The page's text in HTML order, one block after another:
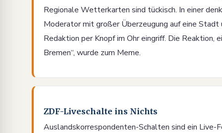
Regionale Wetterkarten sind tückisch. In einer
Moderator mit großer Überzeugung auf eine
Redaktion per Knopf im Ohr eingriff. Die Reaktion,
Bremen“, wurde zum Meme.
ZDF-Liveschalte ins Nichts
Auslandskorrespondenten-Schalten sind ein